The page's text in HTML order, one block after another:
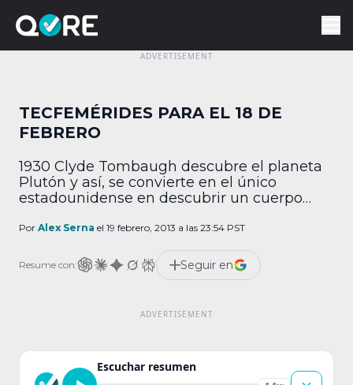
TECFEMÉRIDES PARA EL 18 DE
FEBRERO
1930 Clyde Tombaugh descubre el planeta
Plutón y así, se convierte en el único
estadounidense en descubrir un cuerpo
sería degradado a planeta enano años
en 3D. Se llama Bwana Devil y se desarrolla
en África, en donde dos leones causan […]
Por Alex Serna el 19 febrero, 2013 a las 23:54 PST
Resume con: Seguir en
Escuchar resumen